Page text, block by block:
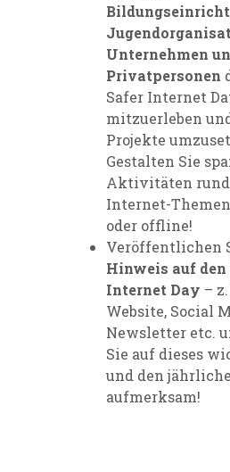
Unternehmen
Privatpersonen
Safer Internet
mitzuerleben
Projekte
Gestalten Sie
Aktivitäten rund
Internet-
oder offline!
Veröffentlichen
Hinweis auf den
Internet Day –
Website, Social
Newsletter etc.
Sie auf dieses
und den
aufmerksam!